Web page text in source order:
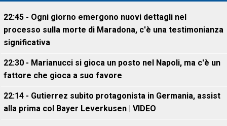
22:45 - Ogni giorno emergono nuovi dettagli nel
processo sulla morte di Maradona, c'è una testimonianza
significativa
22:30 - Marianucci si gioca un posto nel Napoli, ma c'è un
fattore che gioca a suo favore
22:14 - Gutierrez subito protagonista in Germania, assist
alla prima col Bayer Leverkusen | VIDEO